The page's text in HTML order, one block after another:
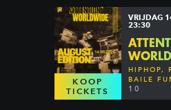
KOOP
TICKETS
VRIJDAG
23:30
HIPHOP,
BAILE
10